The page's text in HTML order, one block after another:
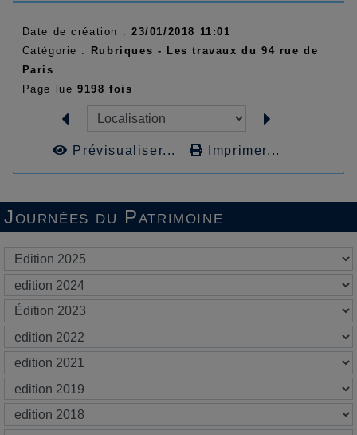
Journées du Patrimoine
Date de création : 23/01/2018 11:01
Catégorie :
Rubriques - Les travaux du 94 rue de
Paris
Page lue 9198 fois
Prévisualiser... Imprimer...